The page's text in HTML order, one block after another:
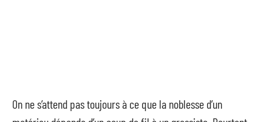
On ne s’attend pas toujours à ce que la noblesse d’un